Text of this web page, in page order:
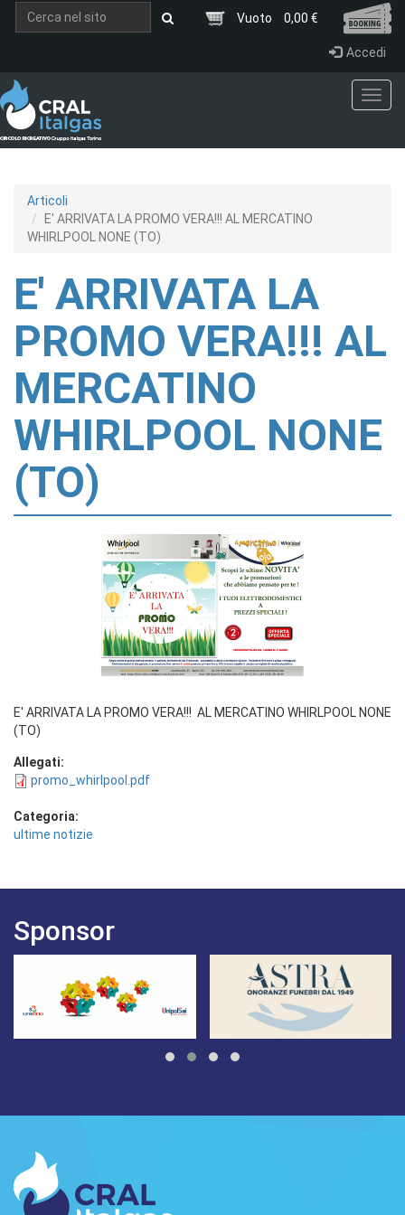
Salta al contenuto principale
Vuoto 0,00 €
Accedi
Articoli
E' ARRIVATA LA PROMO VERA!!! AL MERCATINO
WHIRLPOOL NONE (TO)
E' ARRIVATA LA
PROMO VERA!!! AL
MERCATINO
WHIRLPOOL NONE
(TO)
E' ARRIVATA LA PROMO VERA!!! AL MERCATINO WHIRLPOOL NONE
(TO)
Allegati:
promo_whirlpool.pdf
Categoria:
ultime notizie
Sponsor